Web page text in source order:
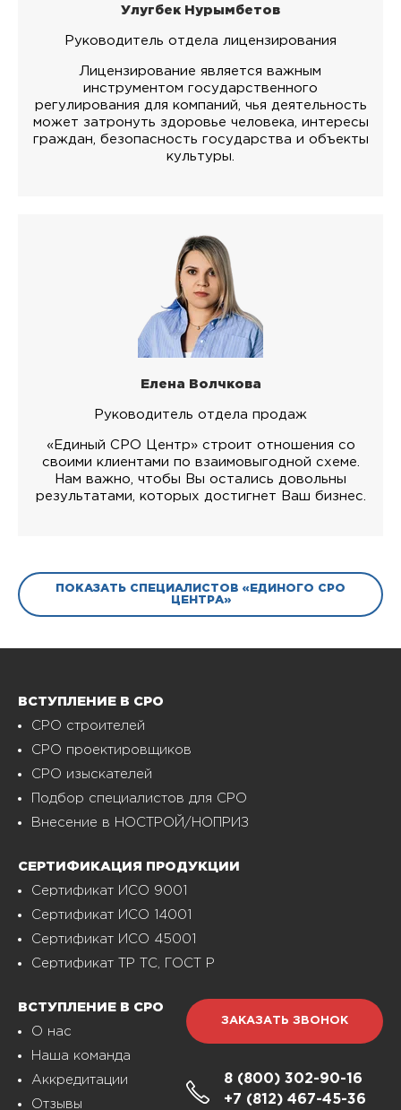
Улугбек Нурымбетов
Руководитель отдела лицензирования
Лицензирование является важным
инструментом государственного
регулирования для компаний, чья деятельность
может затронуть здоровье человека, интересы
граждан, безопасность государства и объекты
культуры.
Елена Волчкова
Руководитель отдела продаж
«Единый СРО Центр» строит отношения со
своими клиентами по взаимовыгодной схеме.
Нам важно, чтобы Вы остались довольны
результатами, которых достигнет Ваш бизнес.
ПОКАЗАТЬ СПЕЦИАЛИСТОВ «ЕДИНОГО СРО
ЦЕНТРА»
ВСТУПЛЕНИЕ В СРО
СРО строителей
СРО проектировщиков
СРО изыскателей
Подбор специалистов для СРО
Внесение в НОСТРОЙ/НОПРИЗ
СЕРТИФИКАЦИЯ ПРОДУКЦИИ
Сертификат ИСО 9001
Сертификат ИСО 14001
Сертификат ИСО 45001
Сертификат ТР ТС, ГОСТ Р
ВСТУПЛЕНИЕ В СРО
О нас
Наша команда
Аккредитации
Отзывы
ЗАКАЗАТЬ ЗВОНОК
8 (800) 302-90-16
+7 (812) 467-45-36